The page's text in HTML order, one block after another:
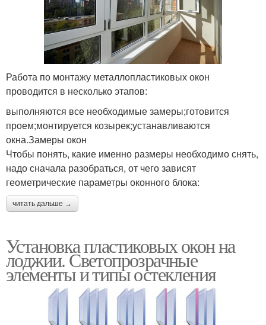
Работа по монтажу металлопластиковых окон
проводится в несколько этапов:
выполняются все необходимые замеры;готовится
проем;монтируется козырек;устанавливаются
окна.Замеры окон
Чтобы понять, какие именно размеры необходимо снять,
надо сначала разобраться, от чего зависят
геометрические параметры оконного блока:
читать дальше →
Установка пластиковых окон на
лоджии. Светопрозрачные
элементы и типы остекления